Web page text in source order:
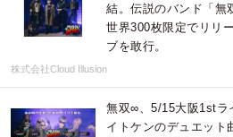
結。伝説のバンド「無
世界300枚限定でリリ
ブを敢行。
株式会社Cloud Illusion
無双∞、5/15大阪1st
イトケンのデュエット